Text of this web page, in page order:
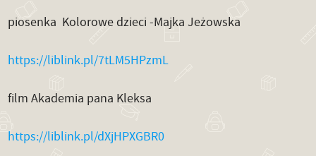
piosenka Kolorowe dzieci -Majka Jeżowska
https://liblink.pl/7tLM5HPzmL
film Akademia pana Kleksa
https://liblink.pl/dXjHPXGBR0